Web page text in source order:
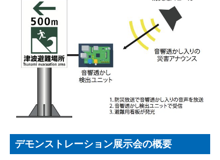
デモンストレーション展示会の概要